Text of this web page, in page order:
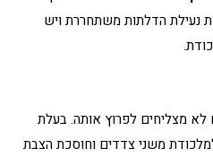
של 90-180 מעלות נעילת הדלתות משתחררת ויש
מצליחים לפרוץ אותה. בעלת
משני צדדים וחוסכת הצבת